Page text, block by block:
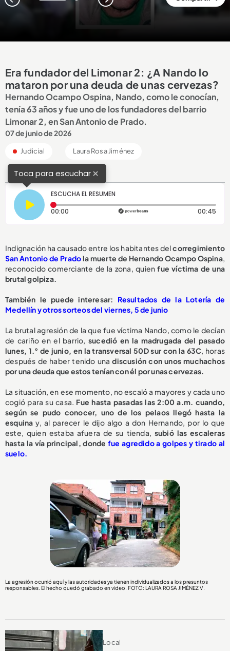
Era fundador del Limonar 2: ¿A Nando lo
mataron por una deuda de unas cervezas?
Hernando Ocampo Ospina, Nando, como le conocían,
tenía 63 años y fue uno de los fundadores del barrio
Limonar 2, en San Antonio de Prado.
07 de junio de 2026
Judicial Laura Rosa Jiménez
Toca para escuchar×
ESCUCHA EL RESUMEN
00:00 Tiempo transcurrido: 0 segundos 00:45
Indignación ha causado entre los habitantes delcorregimiento
San Antonio de Pradola muerte de Hernando Ocampo Ospina,
reconocido comerciante de la zona, quienfue víctima de una
brutal golpiza.
También le puede interesar: Resultados de la Lotería de
Medellín y otros sorteos del viernes, 5 de junio
La brutal agresión de la que fue víctima Nando, como le decían
de cariño en el barrio, sucedió en la madrugada del pasado
lunes, 1.° de junio, en la transversal 50D sur con la 63C, horas
después de haber tenido unadiscusión con unos muchachos
por una deuda que estos tenían con él por unas cervezas.
La situación, en ese momento, no escaló a mayores y cada uno
cogió para su casa. Fue hasta pasadas las 2:00 a.m. cuando,
según se pudo conocer, uno de los pelaos llegó hasta la
esquina y, al parecer le dijo algo a don Hernando, por lo que
este, quien estaba afuera de su tienda, subió las escaleras
hasta la vía principal, donde fue agredido a golpes y tirado al
suelo.
La agresión ocurrió aquí y las autoridades ya tienen individualizados a los presuntos
responsables. El hecho quedó grabado en video. FOTO: LAURA ROSA JIMÉNEZ V.
Local